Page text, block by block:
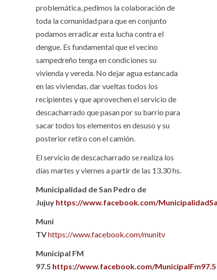
problemática, pedimos la colaboración de
toda la comunidad para que en conjunto
podamos erradicar esta lucha contra el
dengue. Es fundamental que el vecino
sampedreño tenga en condiciones su
vivienda y vereda. No dejar agua estancada
en las viviendas, dar vueltas todos los
recipientes y que aprovechen el servicio de
descacharrado que pasan por su barrio para
sacar todos los elementos en desuso y su
posterior retiro con el camión.
El servicio de descacharrado se realiza los
días martes y viernes a partir de las 13.30 hs.
Municipalidad de San Pedro de
Jujuy https://www.facebook.com/
Muni
TVhttps://www.facebook.com/munitv
Municipal FM
97.5 https://www.facebook.com/MunicipalFm97.5